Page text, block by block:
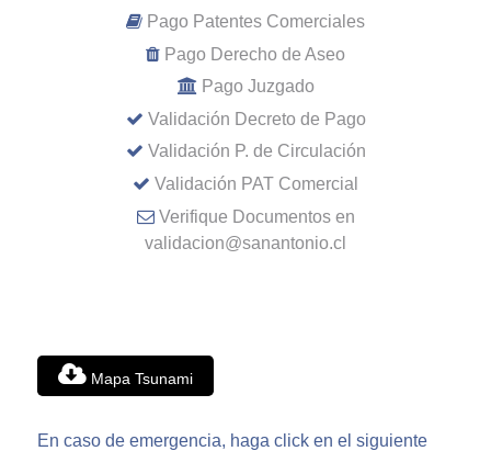
Pago Patentes Comerciales
Pago Derecho de Aseo
Pago Juzgado
Validación Decreto de Pago
Validación P. de Circulación
Validación PAT Comercial
Verifique Documentos en
validacion@sanantonio.cl
Mapa Tsunami
En caso de emergencia, haga click en el siguiente